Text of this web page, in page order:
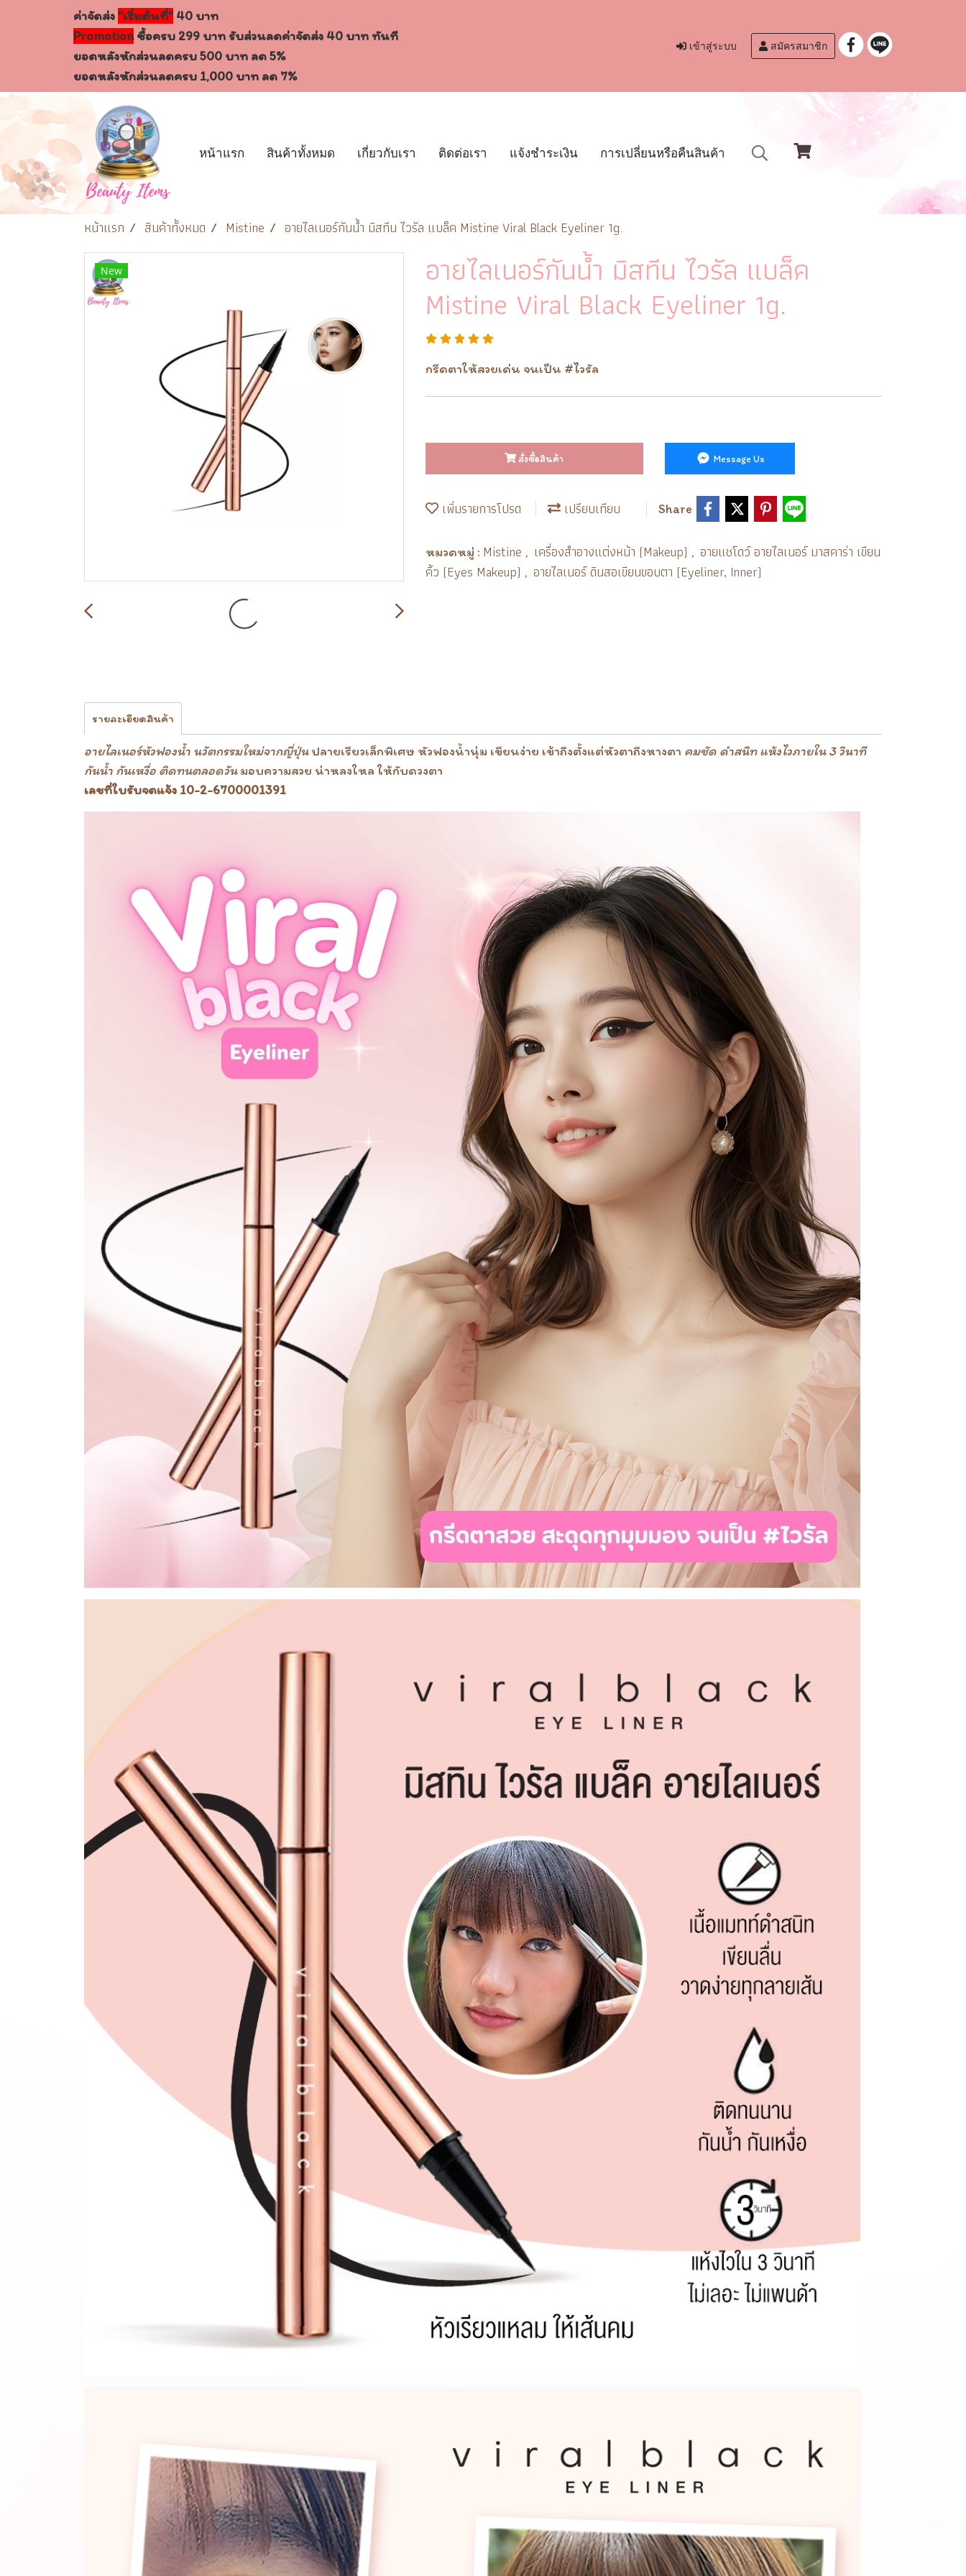
ค่าจัดส่ง "เริ่มต้นที่" 40 บาท
Promotionซื้อครบ 299 บาท รับส่วนลดค่าจัดส่ง 40 บาท ทันที
ยอดหลังหักส่วนลดครบ 500 บาท ลด 5%
ยอดหลังหักส่วนลดครบ 1,000 บาท ลด 7%
เข้าสู่ระบบ สมัครสมาชิก
หน้าแรก สินค้าทั้งหมด เกี่ยวกับเรา ติดต่อเรา แจ้งชำระเงิน การเปลี่ยนหรือคืนสินค้า
หน้าแรก สินค้าทั้งหมด Mistine อายไลเนอร์กันน้ำ มิสทีน ไวรัล แบล็ค Mistine Viral Black Eyeliner 1g.
New อายไลเนอร์กันน้ำ มิสทีน ไวรัล แบล็ค
Mistine Viral Black Eyeliner 1g.
กรีดตาให้สวยเด่น จนเป็น #ไวรัล
สั่งซื้อสินค้า Message Us
เพิ่มรายการโปรด เปรียบเทียบ Share
หมวดหมู่ : Mistine , เครื่องสำอางแต่งหน้า (Makeup) , อายแชโดว์ อายไลเนอร์ มาสคาร่า เขียน
คิ้ว (Eyes Makeup) , อายไลเนอร์ ดินสอเขียนขอบตา (Eyeliner, Inner)
รายละเอียดสินค้า
อายไลเนอร์หัวฟองน้ำ นวัตกรรมใหม่จากญี่ปุ่นปลายเรียวเล็กพิเศษ หัวฟองน้ำนุ่ม เขียนง่าย เข้าถึงตั้งแต่หัวตาถึงหางตา คมชัด ดำสนิท แห้งไวภายใน 3 วินาที
กันน้ำ กันเหงื่อ ติดทนตลอดวันมอบความสวย น่าหลงใหล ให้กับดวงตา
เลขที่ใบรับจดแจ้ง 10-2-6700001391